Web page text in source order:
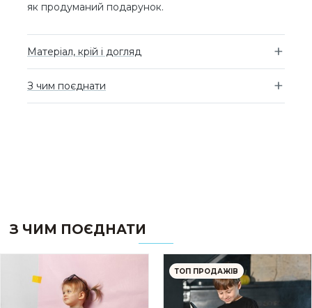
як продуманий подарунок.
Матеріал, крій і догляд
З чим поєднати
З ЧИМ ПОЄДНАТИ
ТОП ПРОДАЖІВ